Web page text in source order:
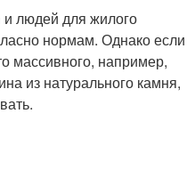
и людей для жилого
нормам. Однако если
массивного, например,
из натурального камня,